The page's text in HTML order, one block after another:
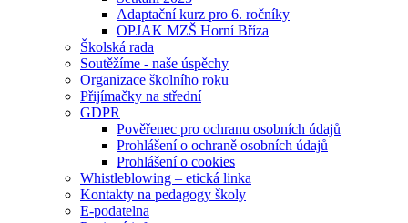
Adaptační kurz pro 6. ročníky
OPJAK MZŠ Horní Bříza
Školská rada
Soutěžíme - naše úspěchy
Organizace školního roku
Přijímačky na střední
GDPR
Pověřenec pro ochranu osobních údajů
Prohlášení o ochraně osobních údajů
Prohlášení o cookies
Whistleblowing – etická linka
Kontakty na pedagogy školy
E-podatelna